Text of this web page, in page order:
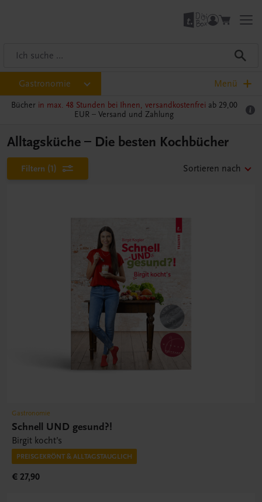
Gastronomie Menü
Bücher in max. 48 Stunden bei Ihnen, versandkostenfrei ab 29,00
EUR – Versand und Zahlung
Alltagsküche – Die besten Kochbücher
Filtern (1) Sortieren nach
Gastronomie
Schnell UND gesund?!
Birgit kocht’s
PREISGEKRÖNT & ALLTAGSTAUGLICH
€ 27,90